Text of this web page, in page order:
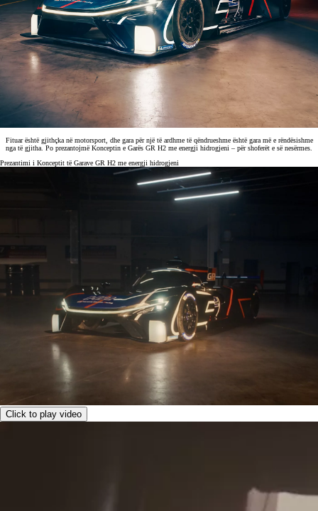
Fituar është gjithçka në motorsport, dhe gara për një të ardhme të qëndrueshme është gara më e rëndësishme
nga të gjitha. Po prezantojmë Konceptin e Garës GR H2 me energji hidrogjeni – për shoferët e së nesërmes.
Prezantimi i Konceptit të Garave GR H2 me energji hidrogjeni
Click to play video